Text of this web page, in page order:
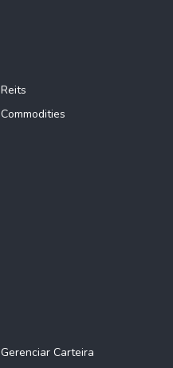
Reits
Commodities
Gerenciar Carteira